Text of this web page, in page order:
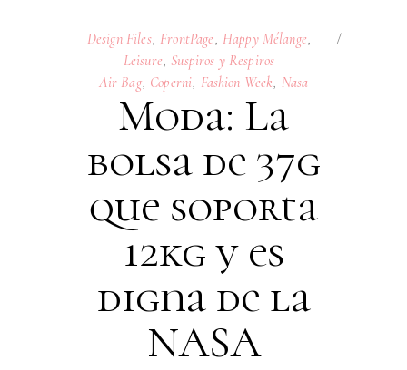
Design Files, FrontPage Happy Mélange
Leisure ,Suspiros y Respiros
Air Bag, Coperni Fashion Week Nasa
Moda: La
bolsa de 37g
que soporta
12kg y es
digna de la
NASA